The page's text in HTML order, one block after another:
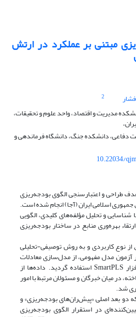
مبتنی بر عملکرد در ارتش
2
مدیریت و اقتصاد، واحد علوم و تحقیقات،
دفاعی، دانشکده جنگ، دانشگاه فرماندهی و
10.22034/
طراحی و اعتبارسنجی الگوی بودجه‌ریزی
اسلامی ایران (آجا) انجام شده است.
شناسایی و تحلیل مؤلفه‌های کلیدی، الگویی
بهره‌وری منابع در ساختار بودجه‌ریزی
نوع کاربردی و به روش توصیفی-تحلیلی
مدل مفهومی، از مدل‌سازی معادلات
ساختاری (SEM) و نرم‌افزار SmartPLS استفاده گردید. داده‌ها از
در میان خبرگان و مسئولان مرتبط با امور
شد.
دو بعد اصلی «پیش‌ران‌های بودجه‌ریزی» و
در استقرار الگوی بودجه‌ریزی